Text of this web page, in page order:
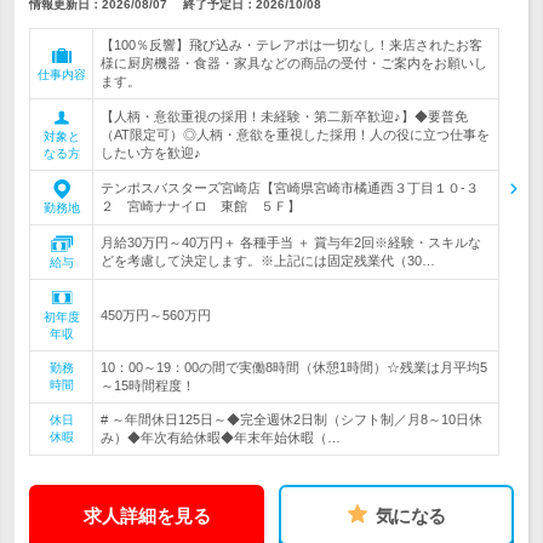
情報更新日：2026/08/07 終了予定日： 2026/10/08
仕事内容
【100％反響】飛び込み・テレアポは一切なし！来店されたお客
様に厨房機器・食器・家具などの商品の受付・ご案内をお願いし
ます。
対象と
なる方
【人柄・意欲重視の採用！未経験・第二新卒歓迎♪】◆要普免
（AT限定可）◎人柄・意欲を重視した採用！人の役に立つ仕事を
したい方を歓迎♪
勤務地
テンポスバスターズ宮崎店【宮崎県宮崎市橘通西３丁目１０‐３
２ 宮崎ナナイロ 東館 ５Ｆ】
給与
月給30万円～40万円＋ 各種手当 ＋ 賞与年2回※経験・スキルな
どを考慮して決定します。※上記には固定残業代（30…
初年度
年収
450万円～560万円
勤務
時間
10：00～19：00の間で実働8時間（休憩1時間）☆残業は月平均5
～15時間程度！
休日
休暇
# ～年間休日125日～◆完全週休2日制（シフト制／月8～10日休
み）◆年次有給休暇◆年末年始休暇（…
求人詳細を見る 気になる